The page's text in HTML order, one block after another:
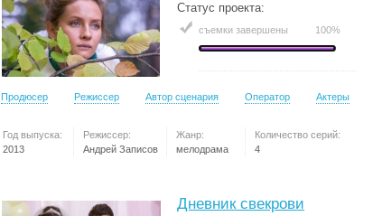
Статус проекта:
съемки завершены 100%
Продюсер Режиссер Автор сценария Оператор Актеры
Год выпуска:
2013
Режиссер:
Андрей Записов
Жанр:
мелодрама
Количество серий:
4
Дневник свекрови